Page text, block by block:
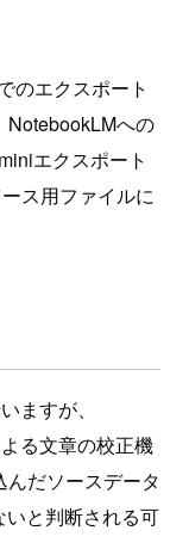
のエクスポート
NotebookLMへの
エクスポート
ス用ファイルに
ますが、
る文章の校正機
だソースデータ
と判断される可